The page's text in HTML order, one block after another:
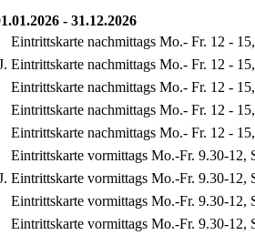
- 31.12.2026
Eintrittskarte nachmittags Mo.- Fr. 12 -
Eintrittskarte nachmittags Mo.- Fr. 12 -
Eintrittskarte nachmittags Mo.- Fr. 12 -
Eintrittskarte nachmittags Mo.- Fr. 12 -
Eintrittskarte nachmittags Mo.- Fr. 12 -
Eintrittskarte vormittags Mo.-Fr. 9.30-12,
Eintrittskarte vormittags Mo.-Fr. 9.30-12,
Eintrittskarte vormittags Mo.-Fr. 9.30-12,
Eintrittskarte vormittags Mo.-Fr. 9.30-12,